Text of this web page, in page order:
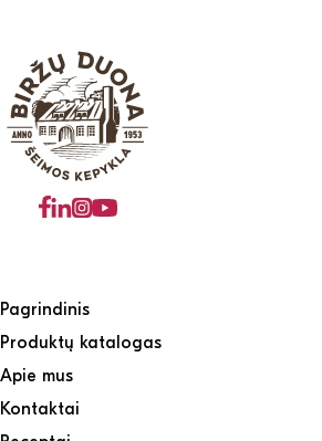
Pagrindinis
Produktų katalogas
Apie mus
Kontaktai